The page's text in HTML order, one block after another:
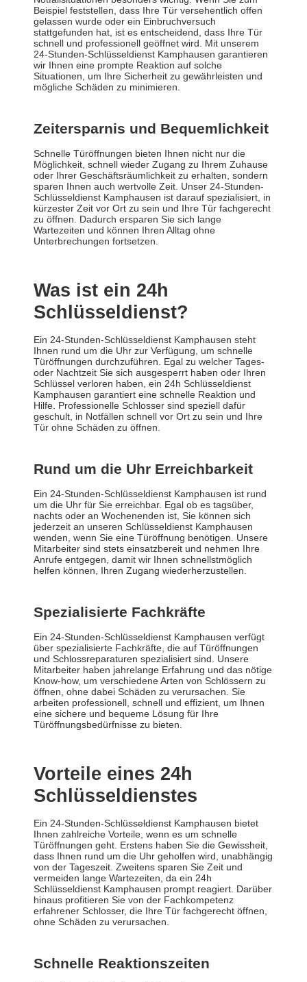
Beispiel feststellen, dass Ihre Tür versehentlich offen
gelassen wurde oder ein Einbruchversuch
stattgefunden hat, ist es entscheidend, dass Ihre Tür
schnell und professionell geöffnet wird. Mit unserem
24-Stunden-Schlüsseldienst Kamphausen garantieren
wir Ihnen eine prompte Reaktion auf solche
Situationen, um Ihre Sicherheit zu gewährleisten und
mögliche Schäden zu minimieren.
Zeitersparnis und Bequemlichkeit
Schnelle Türöffnungen bieten Ihnen nicht nur die
Möglichkeit, schnell wieder Zugang zu Ihrem Zuhause
oder Ihrer Geschäftsräumlichkeit zu erhalten, sondern
sparen Ihnen auch wertvolle Zeit. Unser 24-Stunden-
Schlüsseldienst Kamphausen ist darauf spezialisiert, in
kürzester Zeit vor Ort zu sein und Ihre Tür fachgerecht
zu öffnen. Dadurch ersparen Sie sich lange
Wartezeiten und können Ihren Alltag ohne
Unterbrechungen fortsetzen.
Was ist ein 24h
Schlüsseldienst?
Ein 24-Stunden-Schlüsseldienst Kamphausen steht
Ihnen rund um die Uhr zur Verfügung, um schnelle
Türöffnungen durchzuführen. Egal zu welcher Tages-
oder Nachtzeit Sie sich ausgesperrt haben oder Ihren
Schlüssel verloren haben, ein 24h Schlüsseldienst
Kamphausen garantiert eine schnelle Reaktion und
Hilfe. Professionelle Schlosser sind speziell dafür
geschult, in Notfällen schnell vor Ort zu sein und Ihre
Tür ohne Schäden zu öffnen.
Rund um die Uhr Erreichbarkeit
Ein 24-Stunden-Schlüsseldienst Kamphausen ist rund
um die Uhr für Sie erreichbar. Egal ob es tagsüber,
nachts oder an Wochenenden ist, Sie können sich
jederzeit an unseren Schlüsseldienst Kamphausen
wenden, wenn Sie eine Türöffnung benötigen. Unsere
Mitarbeiter sind stets einsatzbereit und nehmen Ihre
Anrufe entgegen, damit wir Ihnen schnellstmöglich
helfen können, Ihren Zugang wiederherzustellen.
Spezialisierte Fachkräfte
Ein 24-Stunden-Schlüsseldienst Kamphausen verfügt
über spezialisierte Fachkräfte, die auf Türöffnungen
und Schlossreparaturen spezialisiert sind. Unsere
Mitarbeiter haben jahrelange Erfahrung und das nötige
Know-how, um verschiedene Arten von Schlössern zu
öffnen, ohne dabei Schäden zu verursachen. Sie
arbeiten professionell, schnell und effizient, um Ihnen
eine sichere und bequeme Lösung für Ihre
Türöffnungsbedürfnisse zu bieten.
Vorteile eines 24h
Schlüsseldienstes
Ein 24-Stunden-Schlüsseldienst Kamphausen bietet
Ihnen zahlreiche Vorteile, wenn es um schnelle
Türöffnungen geht. Erstens haben Sie die Gewissheit,
dass Ihnen rund um die Uhr geholfen wird, unabhängig
von der Tageszeit. Zweitens sparen Sie Zeit und
vermeiden lange Wartezeiten, da ein 24h
Schlüsseldienst Kamphausen prompt reagiert. Darüber
hinaus profitieren Sie von der Fachkompetenz
erfahrener Schlosser, die Ihre Tür fachgerecht öffnen,
ohne Schäden zu verursachen.
Schnelle Reaktionszeiten